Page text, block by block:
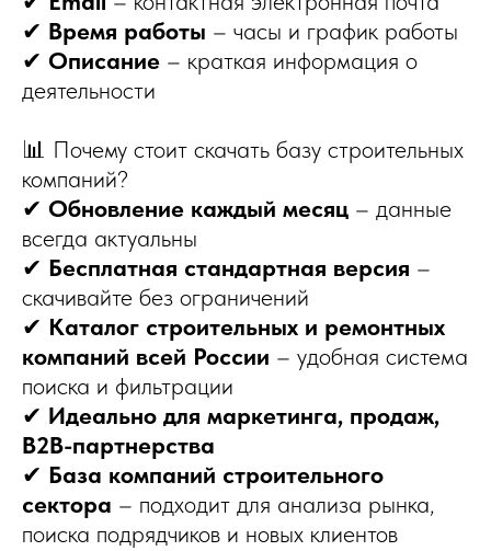
✔ Время работы – часы и график работы
✔ Описание – краткая информация о
деятельности
📊 Почему стоит скачать базу строительных
компаний?
✔ Обновление каждый месяц – данные
всегда актуальны
✔ Бесплатная стандартная версия –
скачивайте без ограничений
✔ Каталог строительных и ремонтных
компаний всей России – удобная система
поиска и фильтрации
✔ Идеально для маркетинга, продаж,
B2B-партнерства
✔ База компаний строительного
сектора – подходит для анализа рынка,
поиска подрядчиков и новых клиентов